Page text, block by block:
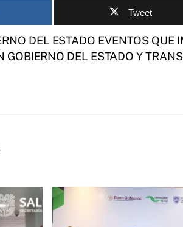
Tweet
DEL ESTADO EVENTOS QUE
GOBIERNO DEL ESTADO Y